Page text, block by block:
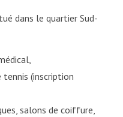
dans le quartier Sud-
tennis (inscription
salons de coiffure,